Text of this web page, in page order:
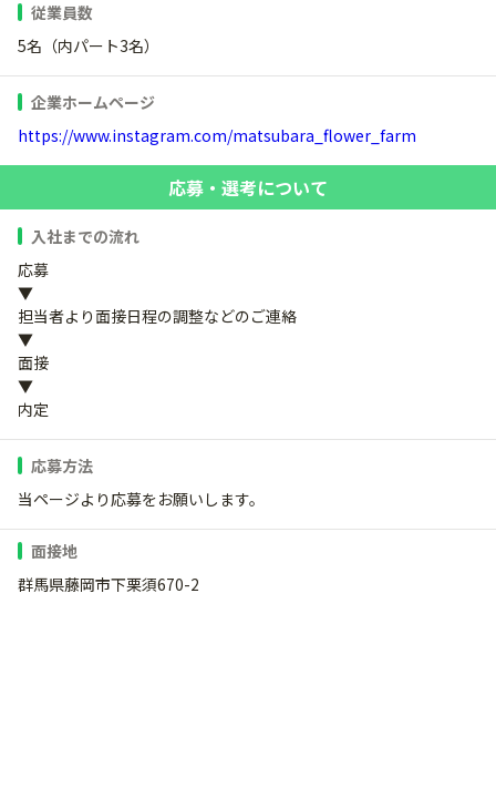
従業員数
5名（内パート3名）
企業ホームページ
https://www.instagram.com/matsubara_flower_farm
応募・選考について
入社までの流れ
応募
▼
担当者より面接日程の調整などのご連絡
▼
面接
▼
内定
応募方法
当ページより応募をお願いします。
面接地
群馬県藤岡市下栗須670-2